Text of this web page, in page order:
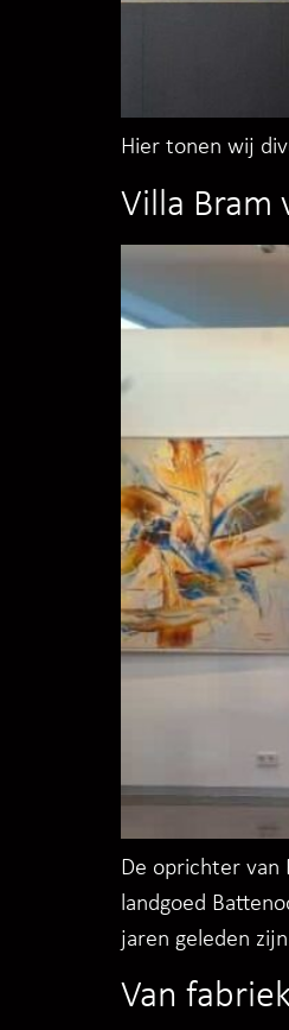
Hier tonen wij
Villa Bram
De oprichter van
landgoed
jaren geleden
Van